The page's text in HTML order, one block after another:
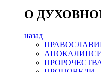
О
назад